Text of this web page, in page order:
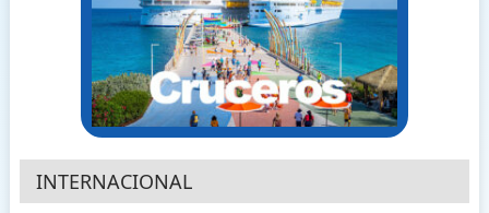
INTERNACIONAL